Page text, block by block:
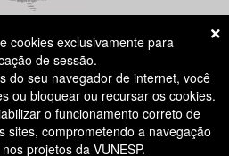
DONA GERMAINE BURCHARD, 515
BRANCA - SÃO PAULO SP
05002-062
cookies exclusivamente para
de sessão.
do seu navegador de internet, você
ou bloquear ou recursar os cookies.
o funcionamento correto de
sites, comprometendo a navegação
projetos da VUNESP.